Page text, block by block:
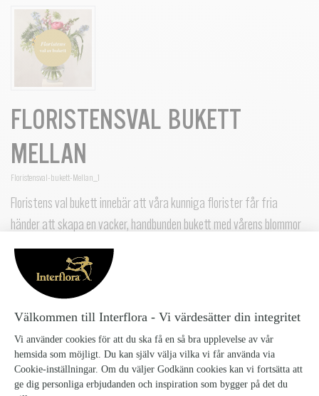
FLORISTENSVAL BUKETT
MELLAN
Floristensval-bukett-Mellan_1
Floristens val bukett innebär att våra kunniga florister får fria
händer att skapa en vacker, handbunden bukett med vårens blommor
och färger. Låt våra florister hjälpa dig att uppvakta och överraska -
enklare kan det inte bli!
Observera att alla bilder är exempel på buketter.
Floristensval bukett Mellan 399 kr